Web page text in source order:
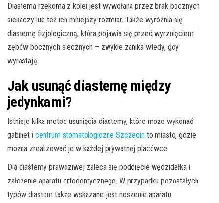
Diastema rzekoma z kolei jest wywołana przez brak bocznych
siekaczy lub też ich mniejszy rozmiar. Także wyróżnia się
diastemę fizjologiczną, która pojawia się przed wyrznięciem
zębów bocznych siecznych – zwykle zanika wtedy, gdy
wyrastają.
Jak usunąć diastemę między
jedynkami?
Istnieje kilka metod usunięcia diastemy, które może wykonać
gabinet i centrum stomatologiczne Szczecin to miasto, gdzie
można zrealizować je w każdej prywatnej placówce.
Dla diastemy prawdziwej zaleca się podcięcie wędzidełka i
założenie aparatu ortodontycznego. W przypadku pozostałych
typów diastem także wskazane jest noszenie aparatu